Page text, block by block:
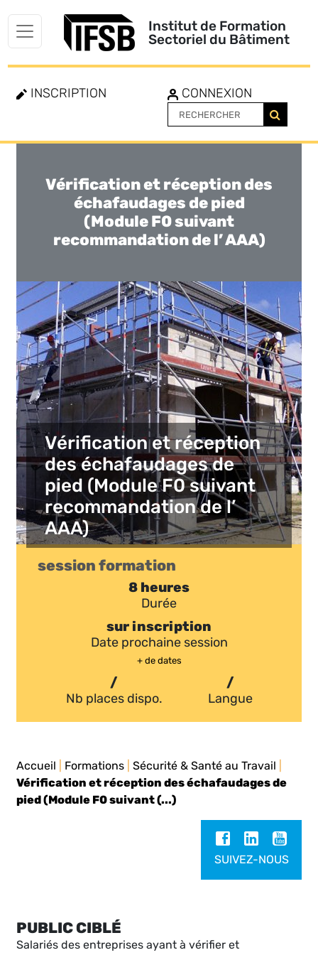
Institut de Formation
Sectoriel du Bâtiment
INSCRIPTION CONNEXION
Toggle
navigation
Vérification et réception des
échafaudages de pied
(Module F0 suivant
recommandation de l’ AAA)
Vérification et réception
des échafaudages de
pied (Module F0 suivant
recommandation de l’
AAA)
session formation
8 heures
Durée
sur inscription
Date prochaine session
+ de dates
/
Nb places dispo.
/
Langue
Accueil Formations |Sécurité & Santé au Travail
Vérification et réception des échafaudages de
pied (Module F0 suivant (...)
SUIVEZ-NOUS
PUBLIC CIBLÉ
Salariés des entreprises ayant à vérifier et